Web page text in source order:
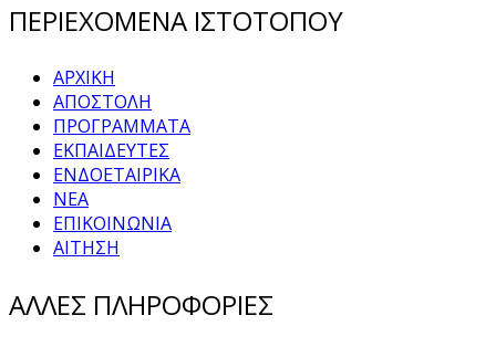
ΠΕΡΙΕΧΟΜΕΝΑ ΙΣΤΟΤΟΠΟΥ
ΑΡΧΙΚΗ
ΑΠΟΣΤΟΛΗ
ΠΡΟΓΡΑΜΜΑΤΑ
ΕΚΠΑΙΔΕΥΤΕΣ
ΕΝΔΟΕΤΑΙΡΙΚΑ
ΝΕΑ
ΕΠΙΚΟΙΝΩΝΙΑ
ΑΙΤΗΣΗ
ΑΛΛΕΣ ΠΛΗΡΟΦΟΡΙΕΣ